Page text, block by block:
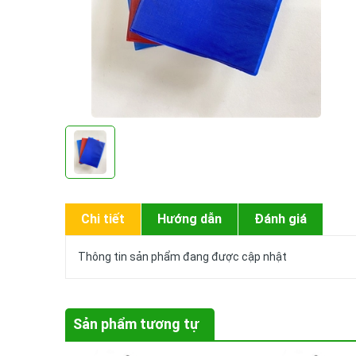
Chi tiết Hướng dẫn Đánh giá
Thông tin sản phẩm đang được cập nhật
Sản phẩm tương tự